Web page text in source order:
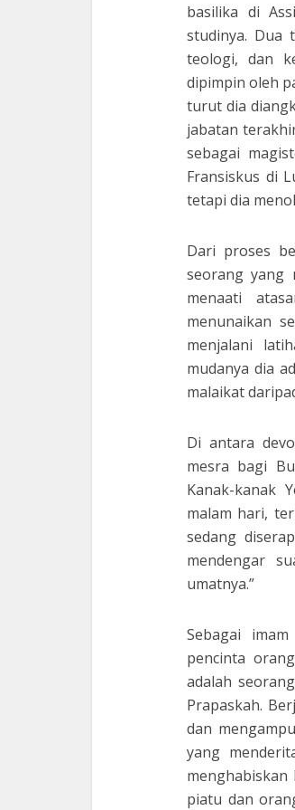
basilika di
studinya. Dua
teologi, dan
dipimpin oleh
turut dia
jabatan
sebagai
Fransiskus di
tetapi dia
Dari proses
seorang yang
menaati
menunaikan
menjalani
mudanya dia
malaikat
Di antara
mesra bagi
Kanak-kanak
malam hari,
sedang
mendengar
umatnya.”
Sebagai
pencinta
adalah
Prapaskah.
dan
yang
piatu dan